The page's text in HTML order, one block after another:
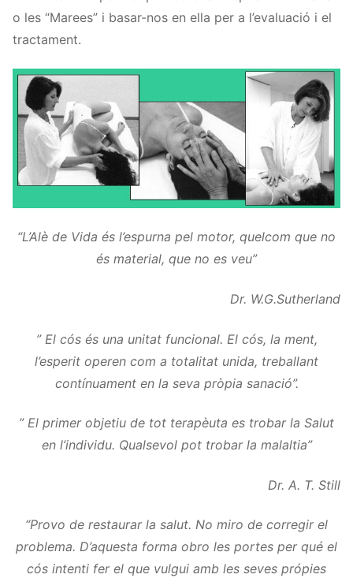
o les “Marees” i basar-nos en ella per a l’evaluació i el
tractament.
“L’Alè de Vida és l’espurna pel motor, quelcom que no
és material, que no es veu”
Dr. W.G.Sutherland
” El cós és una unitat funcional. El cós, la ment,
l’esperit operen com a totalitat unida, treballant
contínuament en la seva pròpia sanació”.
” El primer objetiu de tot terapèuta es trobar la Salut
en l’individu. Qualsevol pot trobar la malaltia”
Dr. A. T. Still
“Provo de restaurar la salut. No miro de corregir el
problema. D’aquesta forma obro les portes per qué el
cós intenti fer el que vulgui amb les seves própies